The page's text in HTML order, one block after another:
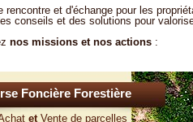
rencontre et d'échange pour les
conseils et des solutions pour
nos missions et nos actions:
Foncière Forestière
et Ventede parcelles